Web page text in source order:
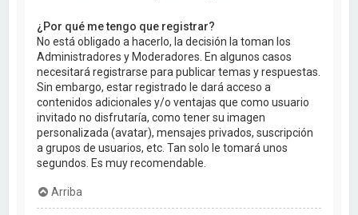
¿Por qué me tengo que registrar?
No está obligado a hacerlo, la decisión la toman los
Administradores y Moderadores. En algunos casos
necesitará registrarse para publicar temas y respuestas.
Sin embargo, estar registrado le dará acceso a
contenidos adicionales y/o ventajas que como usuario
invitado no disfrutaría, como tener su imagen
personalizada (avatar), mensajes privados, suscripción
a grupos de usuarios, etc. Tan solo le tomará unos
segundos. Es muy recomendable.
Arriba